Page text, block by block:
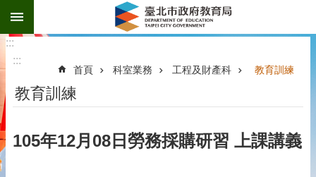
跳到主要內容區塊
:::
:::
首頁 科室業務 工程及財產科 教育訓練
教育訓練
105年12月08日勞務採購研習 上課講義